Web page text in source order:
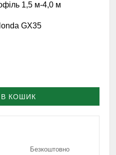
1,5 м-4,0 м
GX35
КОШИК
Безкоштовно